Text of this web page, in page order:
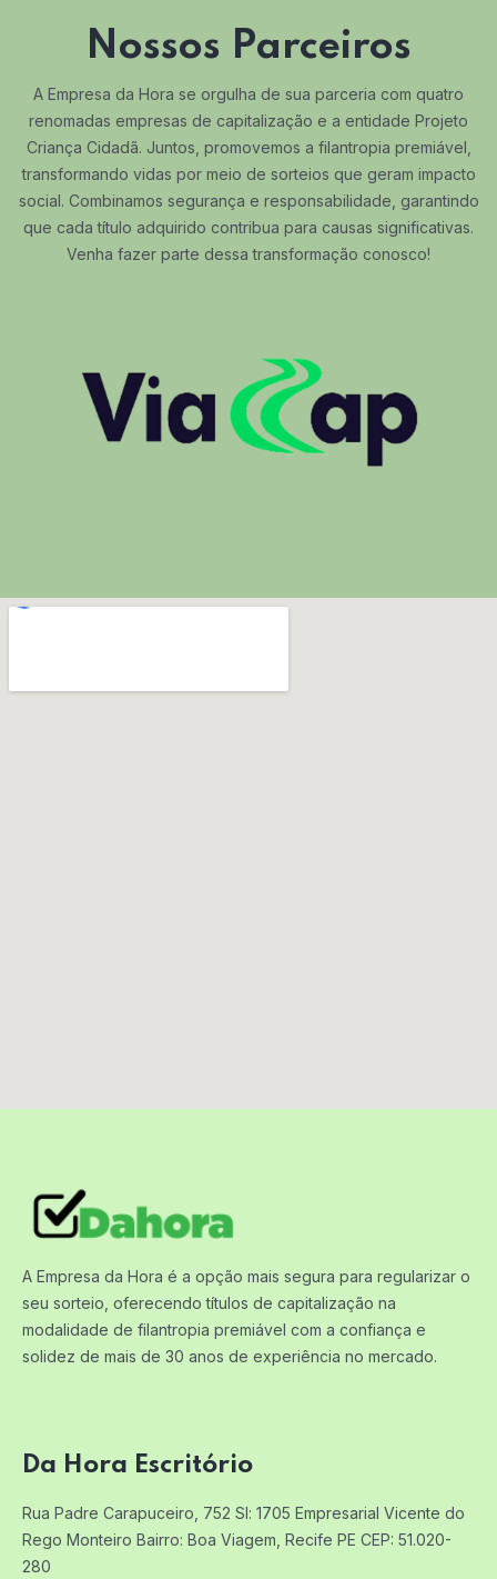
Nossos Parceiros
A Empresa da Hora se orgulha de sua parceria com quatro
renomadas empresas de capitalização e a entidade Projeto
Criança Cidadã. Juntos, promovemos a filantropia premiável,
transformando vidas por meio de sorteios que geram impacto
social. Combinamos segurança e responsabilidade, garantindo
que cada título adquirido contribua para causas significativas.
Venha fazer parte dessa transformação conosco!
A Empresa da Hora é a opção mais segura para regularizar o
seu sorteio, oferecendo títulos de capitalização na
modalidade de filantropia premiável com a confiança e
solidez de mais de 30 anos de experiência no mercado.
Da Hora Escritório
Rua Padre Carapuceiro, 752 Sl: 1705 Empresarial Vicente do
Rego Monteiro Bairro: Boa Viagem, Recife PE CEP: 51.020-
280